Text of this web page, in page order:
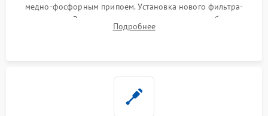
медно-фосфорным припоем. Установка нового фильтра-
осушителя. Замена изношенных вентиляторов обдува,
сломанных заслонок или поврежденных дверных петель.
Подробнее